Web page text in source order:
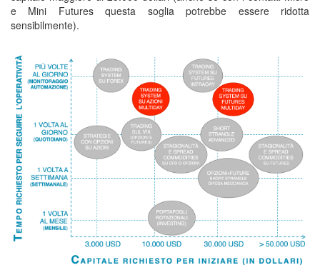
e Mini Futures questa soglia potrebbe essere ridotta
sensibilmente).